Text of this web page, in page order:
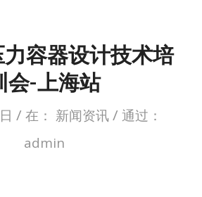
容器设计技术培
会-上海站
/ 在： 新闻资讯 / 通过：
admin